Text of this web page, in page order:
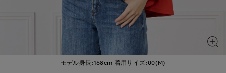
モデル身長:168cm 着用サイズ:00(M)